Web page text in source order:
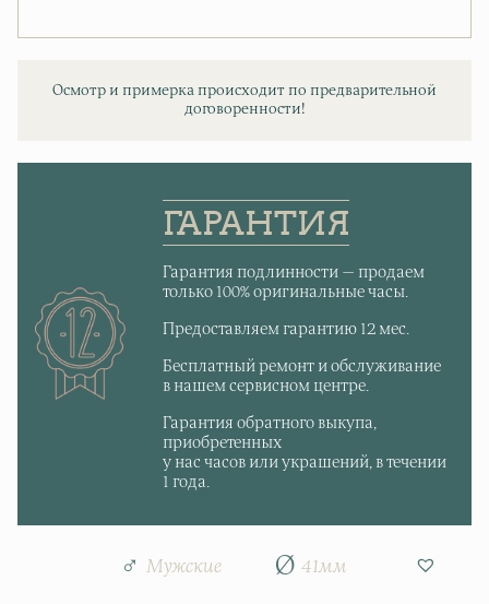
Осмотр и примерка происходит по предварительной
договоренности!
ГАРАНТИЯ
Гарантия подлинности — продаем
только 100% оригинальные часы.
Предоставляем гарантию 12 мес.
Бесплатный ремонт и обслуживание
в нашем сервисном центре.
Гарантия обратного выкупа,
приобретенных
у нас часов или украшений, в течении
1 года.
Мужские 41мм